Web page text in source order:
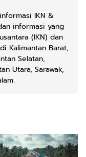
IKN &
informasi yang
(IKN) dan
Kalimantan Barat,
Selatan,
Utara, Sarawak,